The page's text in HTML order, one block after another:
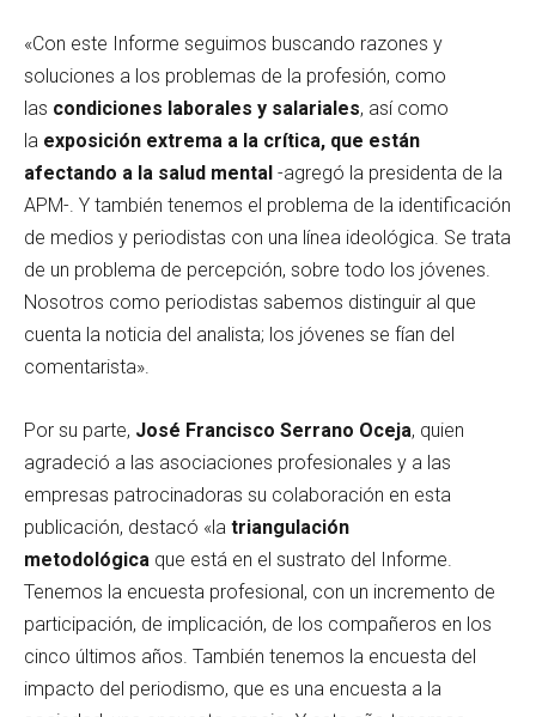
«Con este Informe seguimos buscando razones y
soluciones a los problemas de la profesión, como
las condiciones laborales y salariales, así como
la exposición extrema a la crítica, que están
afectando a la salud mental -agregó la presidenta de la
APM-. Y también tenemos el problema de la identificación
de medios y periodistas con una línea ideológica. Se trata
de un problema de percepción, sobre todo los jóvenes.
Nosotros como periodistas sabemos distinguir al que
cuenta la noticia del analista; los jóvenes se fían del
comentarista».
Por su parte, José Francisco Serrano Oceja, quien
agradeció a las asociaciones profesionales y a las
empresas patrocinadoras su colaboración en esta
publicación, destacó «la triangulación
metodológica que está en el sustrato del Informe.
Tenemos la encuesta profesional, con un incremento de
participación, de implicación, de los compañeros en los
cinco últimos años. También tenemos la encuesta del
impacto del periodismo, que es una encuesta a la